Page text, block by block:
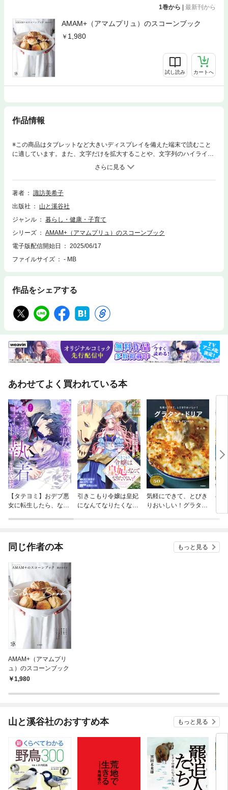
1巻から 最新刊から
AMAM+（アマムプリュ）のスコーンブック
1,980
試し読み カートへ
作品情報
※この商品はタブレットなど大きいディスプレイを備えた端末で読むこと
に適しています。また、文字だけを拡大することや、文字列のハイライ
ト、検索、辞書の参照、引用などの機能が使用できません。北の大地の恵
みを詰め込んだ、素朴で味わい深いお菓子が人気の菓子店「AMAM＋」。
開店当時からお店に並ぶ定番のスコーンを、「もっと家庭で気軽に楽しん
でもらいたい」「食感が違うからこそ味わえるおいしさがある」という店
異なる３種の食感が楽しめるレシピを提案してもらいました。クロテッド
クリームやジャムが合うプレーンスコーンに加えて、何もつけずそのまま
のアイディアや自家製クロテッドクリームやジャムのレシピを紹介するコ
ラム、イギリス訪問で教えてもらった本場のスコーンレシピなど、隅から
隅までスコーン好きにはたまらない１冊です。《CONTENTS》◎1章 ふ
んわりスコーン基本のふんわりスコーン／ミルクティースコーン／クラン
クリームスコーン／抹茶の生クリームスコーン／コーンポタージュの生ク
ッシュいちごスコーン／ラムレーズンとくるみのスコーン／マロンスコー
ン／レモンスコーン／チョコレートスコーン／アップルスコーン／シュト
ン／オートミールレーズンスコーン／いちじくとチョコレートチャンクス
コーン／フルーツグラノーラスコーン／メープルピーカンナッツスコーン
／アーモンドとデーツのスコーン／オレンジキャラメルスコーン／シナモ
を楽しむスコーンサンドショートケーキ風サンド／あんバターサンド／ア
ア◎Special スコーンをもっと楽しむクリーム＆ジャムクロテッドクリー
ム／塩キャラメルクリーム／いちごジャム／はっさくマーマレード／ブル
ーベリージャム／レモンカード／マロンクリーム◎Visiting U.K. イギリス
で出会った素朴なスコーン《著者プロフィール》諏訪美希子（すわ・みき
こ）菓子研究家。北海道札幌市で「AMAM＋（アマムプリュ）菓子店」を
営む。大学ではフランス文学を専攻。フランスを訪れた際に現地で食べた
菓子やパンのおいしさに感動し、帰国後ル・コルドン・ブルー東京校で製
菓・製パンを学ぶ。2022年に５畳のスペースからスタートした店舗は、2
024年に大きくリニューアルをして予約制のカフェスペースも併設。全国
の百貨店の催事でスコーンやクッキー缶などの焼き菓子を販売するほか、
北海道と東京でお菓子教室の活動も行っている。本書が初著書となる。
著者
諏訪美希子
出版社
山と溪谷社
ジャンル
暮らし・健康・子育て
シリーズ
AMAM+（アマムプリュ）のスコーンブック
電子版配信開始日
2025/06/17
ファイルサイズ
- MB
作品をシェアする
あわせてよく買われている本
【タテヨミ】おデブ悪
女に転生したら、なぜ
引きこもり令嬢は皇妃
になんてなりたくな
気軽にできて、とびき
りおいしい！グラタ
ベ
い
た
ミ
同じ作者の本 もっと見る
AMAM+（アマムプリ
ュ）のスコーンブック
1,980
山と溪谷社のおすすめ本 もっと見る